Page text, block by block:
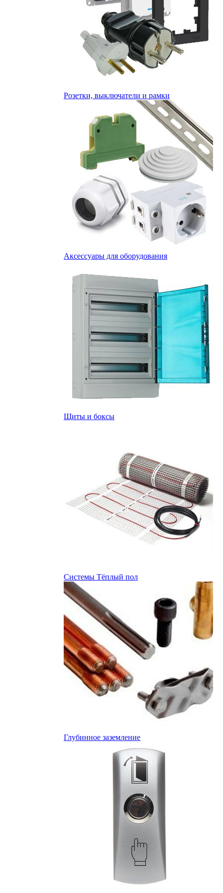
Розетки, выключатели и рамки
Аксессуары для оборудования
Щиты и боксы
Системы Тёплый пол
Глубинное заземление